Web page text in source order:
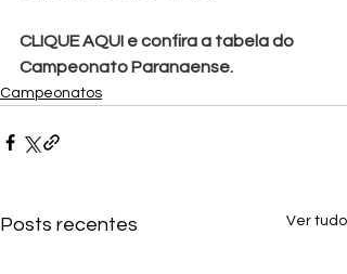
CLIQUE AQUI e confira a tabela do
Campeonato Paranaense.
Campeonatos
Posts recentes Ver tudo